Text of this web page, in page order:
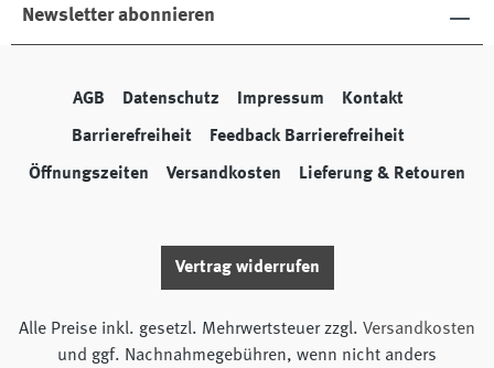
Newsletter abonnieren
AGB Datenschutz Impressum Kontakt
Barrierefreiheit Feedback Barrierefreiheit
Öffnungszeiten Versandkosten Lieferung & Retouren
Vertrag widerrufen
Alle Preise inkl. gesetzl. Mehrwertsteuer zzgl. Versandkosten
und ggf. Nachnahmegebühren, wenn nicht anders